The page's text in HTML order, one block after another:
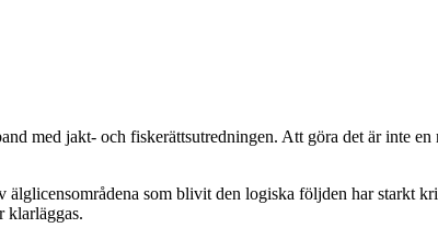
med jakt- och fiskerättsutredningen. Att göra det är inte
som blivit den logiska följden har starkt
klarläggas.